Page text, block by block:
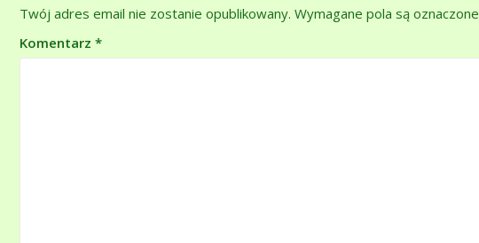
Twój adres email nie zostanie opublikowany. Wymagane pola są oznaczone
Komentarz *